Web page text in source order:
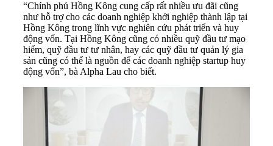
“Chính phủ Hồng Kông cung cấp rất nhiều ưu đãi cũng
như hỗ trợ cho các doanh nghiệp khởi nghiệp thành lập tại
Hồng Kông trong lĩnh vực nghiên cứu phát triển và huy
động vốn. Tại Hồng Kông cũng có nhiều quỹ đầu tư mạo
hiểm, quỹ đầu tư tư nhân, hay các quỹ đầu tư quản lý gia
sản cũng có thể là nguồn để các doanh nghiệp startup huy
động vốn”, bà Alpha Lau cho biết.